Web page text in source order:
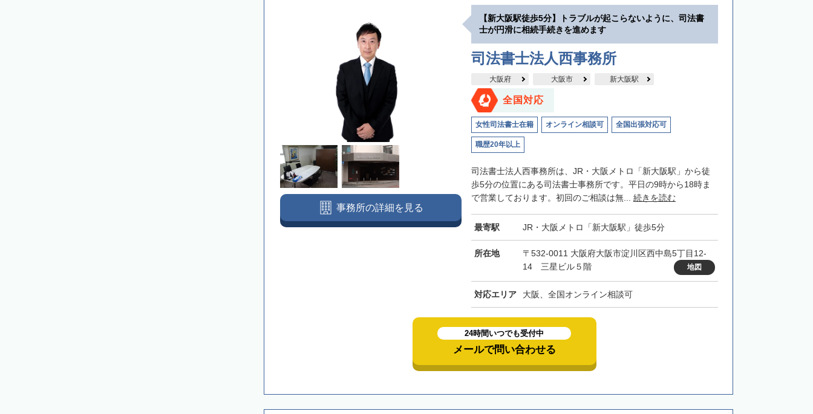
【新大阪駅徒歩5分】トラブルが起こらないように、司法書
士が円滑に相続手続きを進めます
司法書士法人西事務所
大阪府 大阪市 新大阪駅
全国対応
女性司法書士在籍 オンライン相談可 全国出張対応可
職歴20年以上
司法書士法人西事務所は、JR・大阪メトロ「新大阪駅」から徒
歩5分の位置にある司法書士事務所です。平日の9時から18時ま
で営業しております。初回のご相談は無... 続きを読む
最寄駅 JR・大阪メトロ「新大阪駅」徒歩5分
所在地
〒532-0011 大阪府大阪市淀川区西中島5丁目12-
14 三星ビル５階
地図
対応エリア 大阪、全国オンライン相談可
事務所の詳細を見る
24時間いつでも受付中
メールで問い合わせる